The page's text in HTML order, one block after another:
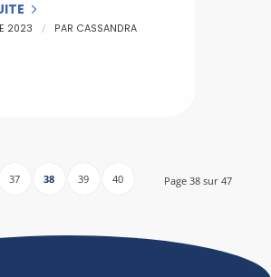
2023 / PAR CASSANDRA
Page 38 sur 47
37 38 39 40